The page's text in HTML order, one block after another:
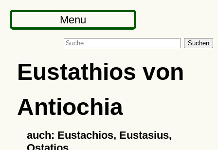
Menu
Suchen
Eustathios von
Antiochia
auch: Eustachios, Eustasius,